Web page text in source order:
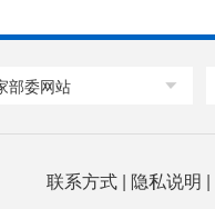
部委网站
联系方式| 隐私说明 |